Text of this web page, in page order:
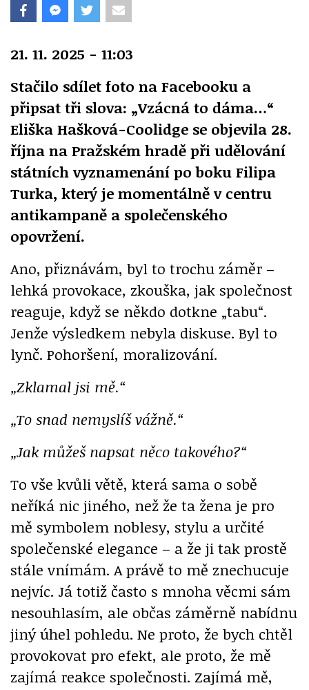
21. 11. 2025 - 11:03
Stačilo sdílet foto na Facebooku a
připsat tři slova: „Vzácná to dáma…“
Eliška Hašková-Coolidge se objevila 28.
října na Pražském hradě při udělování
státních vyznamenání po boku Filipa
Turka, který je momentálně v centru
antikampaně a společenského
opovržení.
Ano, přiznávám, byl to trochu záměr –
lehká provokace, zkouška, jak společnost
reaguje, když se někdo dotkne „tabu“.
Jenže výsledkem nebyla diskuse. Byl to
lynč. Pohoršení, moralizování.
„Zklamal jsi mě.“
„To snad nemyslíš vážně.“
„Jak můžeš napsat něco takového?“
To vše kvůli větě, která sama o sobě
neříká nic jiného, než že ta žena je pro
mě symbolem noblesy, stylu a určité
společenské elegance – a že ji tak prostě
stále vnímám. A právě to mě znechucuje
nejvíc. Já totiž často s mnoha věcmi sám
nesouhlasím, ale občas záměrně nabídnu
jiný úhel pohledu. Ne proto, že bych chtěl
provokovat pro efekt, ale proto, že mě
zajímá reakce společnosti. Zajímá mě,